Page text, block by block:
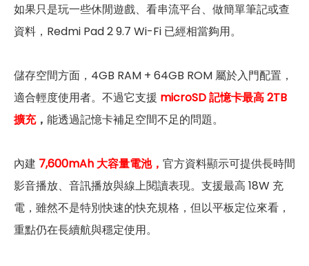
如果只是玩一些休閒遊戲、看串流平台、做簡單筆記或查
資料，Redmi Pad 2 9.7 Wi-Fi 已經相當夠用。
儲存空間方面，4GB RAM + 64GB ROM 屬於入門配置，
適合輕度使用者。不過它支援 microSD 記憶卡最高 2TB
擴充， 能透過記憶卡補足空間不足的問題。
內建 7,600mAh 大容量電池， 官方資料顯示可提供長時間
影音播放、音訊播放與線上閱讀表現。支援最高 18W 充
電，雖然不是特別快速的快充規格，但以平板定位來看，
重點仍在長續航與穩定使用。